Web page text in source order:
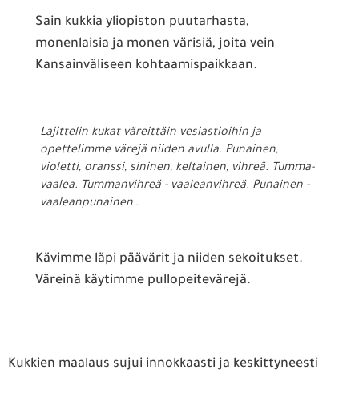
Sain kukkia yliopiston puutarhasta,
monenlaisia ja monen värisiä, joita vein
Kansainväliseen kohtaamispaikkaan.
Lajittelin kukat väreittäin vesiastioihin ja
opettelimme värejä niiden avulla. Punainen,
violetti, oranssi, sininen, keltainen, vihreä. Tumma-
vaalea. Tummanvihreä - vaaleanvihreä. Punainen -
vaaleanpunainen…
Kävimme läpi päävärit ja niiden sekoitukset.
Väreinä käytimme pullopeitevärejä.
Kukkien maalaus sujui innokkaasti ja keskittyneesti